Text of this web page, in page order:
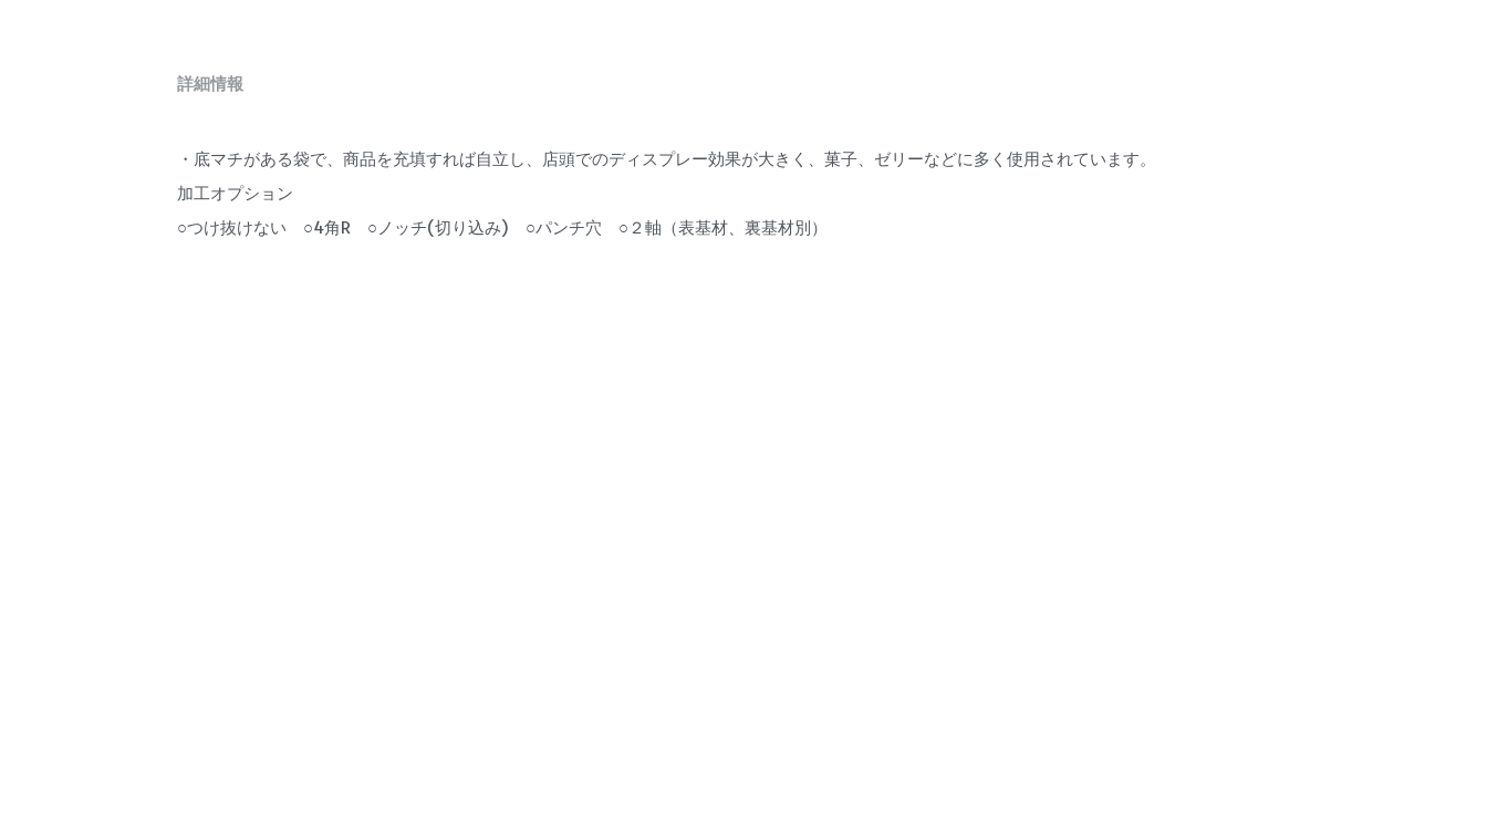
詳細情報
・底マチがある袋で、商品を充填すれば自立し、店頭でのディスプレー効果が大きく、菓子、ゼリーなどに多く使用されています。
加工オプション
○つけ抜けない　○4角R　○ノッチ(切り込み)　○パンチ穴　○２軸（表基材、裏基材別）